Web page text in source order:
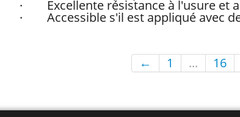
· Excellente résistance à l'usure et
· Accessible s'il est appliqué avec
← 1 ... 16